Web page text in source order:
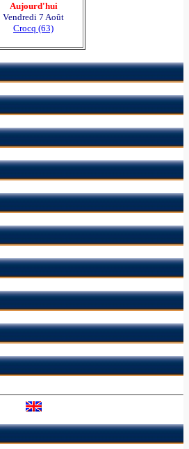
Aujourd'hui
Vendredi 7 Août
Crocq (63)